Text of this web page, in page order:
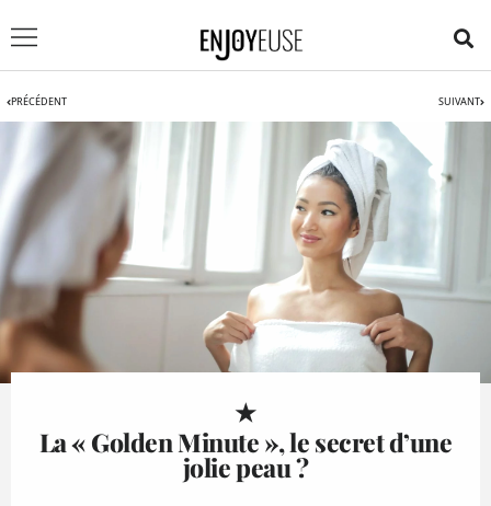
PRÉCÉDENT SUIVANT
★
La « Golden Minute », le secret d’une
jolie peau ?